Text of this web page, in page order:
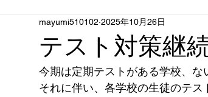
テスト対策継
mayumi510102 2025年10月26日
今期は定期テストがある学校、な
それに伴い、各学校の生徒のテ